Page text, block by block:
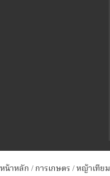
หน้าหลัก/การเกษตร/หญ้าเทียม